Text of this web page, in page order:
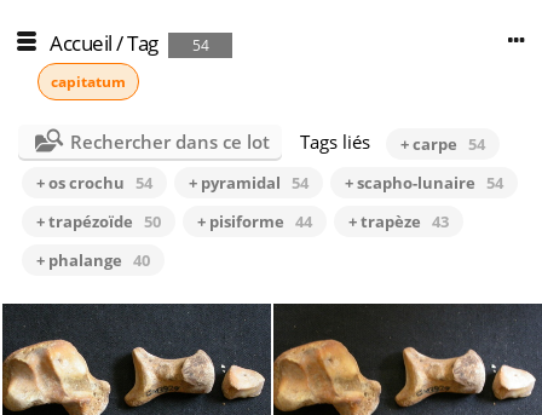
Accueil/Tag
54
capitatum
Rechercher dans ce lot Tags liés + carpe 54
+ os crochu 54 + pyramidal 54 + scapho-lunaire 54
+ trapézoïde 50 + pisiforme 44 + trapèze 43
+ phalange 40